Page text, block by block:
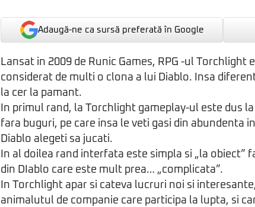
Adaugă-ne ca sursă preferată în Google
Lansat in 2009 de Runic Games, RPG -ul Torchlight
considerat de multi o clona a lui Diablo. Insa
la cer la pamant.
In primul rand, la Torchlight gameplay-ul este dus
fara buguri, pe care insa le veti gasi din abundenta
Diablo alegeti sa jucati.
In al doilea rand interfata este simpla si „la obiect”
din DIablo care este mult prea… „complicata”.
In Torchlight apar si cateva lucruri noi si
animalutul de companie care participa la lupta, si